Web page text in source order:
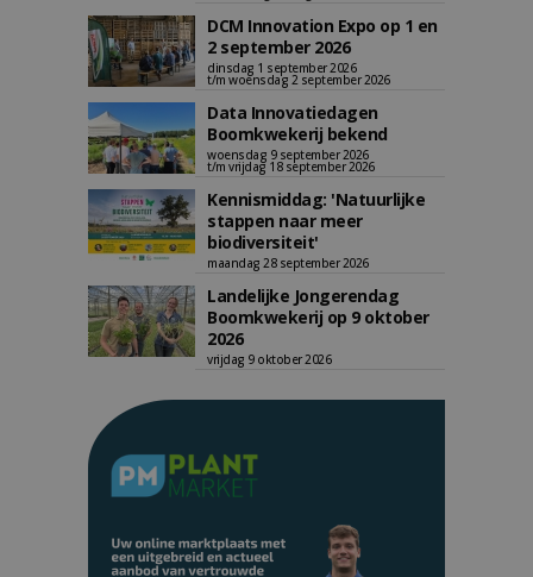
DCM Innovation Expo op 1 en
2 september 2026
dinsdag 1 september 2026
t/m woensdag 2 september 2026
Data Innovatiedagen
Boomkwekerij bekend
woensdag 9 september 2026
t/m vrijdag 18 september 2026
Kennismiddag: 'Natuurlijke
stappen naar meer
biodiversiteit'
maandag 28 september 2026
Landelijke Jongerendag
Boomkwekerij op 9 oktober
2026
vrijdag 9 oktober 2026